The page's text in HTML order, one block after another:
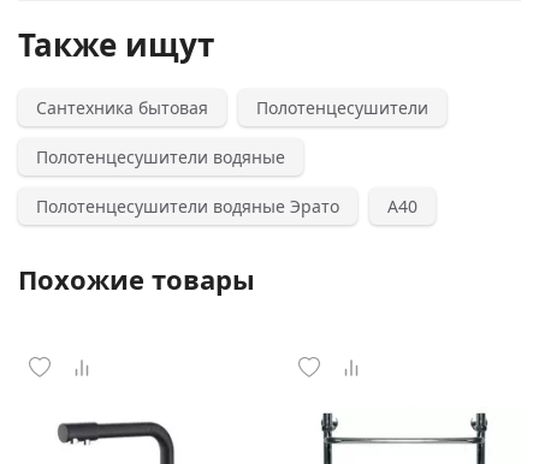
Также ищут
Сантехника бытовая Полотенцесушители
Полотенцесушители водяные
Полотенцесушители водяные Эрато А40
Похожие товары